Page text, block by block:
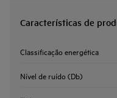
Características de
Classificação energética
Nível de ruído (Db)